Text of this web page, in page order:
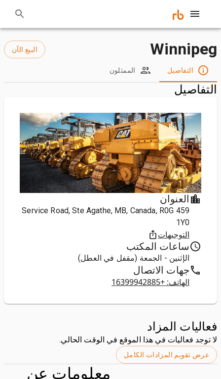
Winnipeg البيع الآن
التفاصيل الممثلون
التفاصيل
العنوان
459 Service Road, Ste Agathe, MB, Canada, R0G
1Y0
التوجيهات
ساعات المكتب
الإثنين - الجمعة (مقفل في العطل)
جهات الاتصال
الهاتف: +16399942885
فعاليات المزاد
لا توجد فعاليات في هذا الموقع في الوقت الحالي.
عرض تقويم المزادات الكامل
معلومات عن